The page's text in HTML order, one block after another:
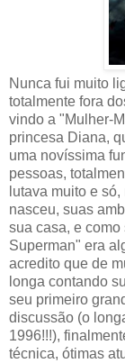
Nunca fui muito
totalmente fora
vindo a "Mulher-
princesa Diana,
uma novíssima
pessoas,
lutava muito e
nasceu, suas
sua casa, e
Superman" era
acredito que de
longa contando
seu primeiro
discussão (o
1996!!!),
técnica, ótimas